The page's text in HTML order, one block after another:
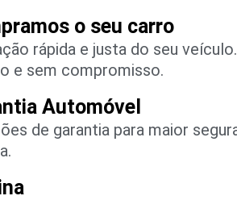
o seu carro
rápida e justa do seu
e sem compromisso.
Automóvel
de garantia para maior